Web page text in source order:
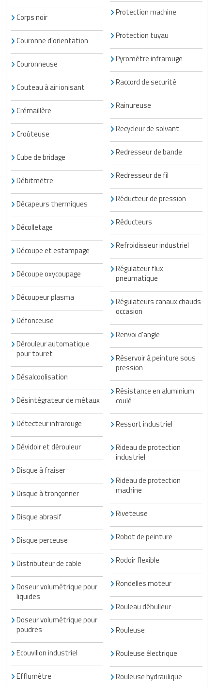
Corps noir
Couronne d'orientation
Couronneuse
Couteau à air ionisant
Crémaillère
Croûteuse
Cube de bridage
Débitmètre
Décapeurs thermiques
Décolletage
Découpe et estampage
Découpe oxycoupage
Découpeur plasma
Défonceuse
Dérouleur automatique
pour touret
Désalcoolisation
Désintégrateur de métaux
Détecteur infrarouge
Dévidoir et dérouleur
Disque à fraiser
Disque à tronçonner
Disque abrasif
Disque perceuse
Distributeur de cable
Doseur volumétrique pour
liquides
Doseur volumétrique pour
poudres
Ecouvillon industriel
Efflumètre
Protection machine
Protection tuyau
Pyromètre infrarouge
Raccord de securité
Rainureuse
Recycleur de solvant
Redresseur de bande
Redresseur de fil
Réducteur de pression
Réducteurs
Refroidisseur industriel
Régulateur flux
pneumatique
Régulateurs canaux chauds
occasion
Renvoi d'angle
Réservoir à peinture sous
pression
Résistance en aluminium
coulé
Ressort industriel
Rideau de protection
industriel
Rideau de protection
machine
Riveteuse
Robot de peinture
Rodoir flexible
Rondelles moteur
Rouleau débulleur
Rouleuse
Rouleuse électrique
Rouleuse hydraulique